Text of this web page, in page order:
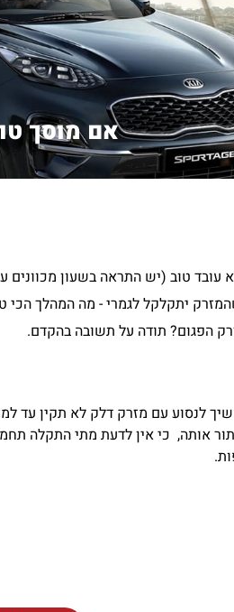
אם מוסך
טוב (יש התראה בשעון
יתקלקל לגמרי - מה המהלך הכי
הפגום? תודה על תשובה בהקדם.
לנסוע עם מזרק דלק לא תקין עד
אותה, כי אין לדעת מתי התקלה